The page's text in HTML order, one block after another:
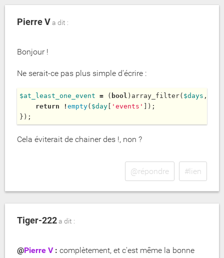
Pierre Va dit :
Bonjour !
Ne serait-ce pas plus simple d'écrire :
$at_least_one_event = ( bool ) array_filter( $days ,
return
! empty( $day 'events'
]);
});
Cela éviterait de chainer des !, non ?
@répondre #lien
Tiger-222a dit :
@Pierre V: complètement, et c'est même la bonne